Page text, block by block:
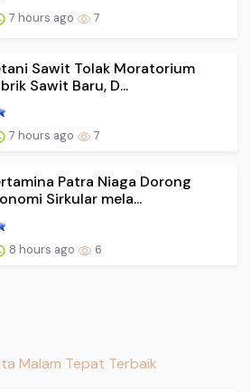
7 hours ago 7
Sawit Tolak Moratorium
Sawit Baru, D...
7 hours ago 7
Patra Niaga Dorong
Sirkular mela...
8 hours ago 6
Malam Tepat Terbaik